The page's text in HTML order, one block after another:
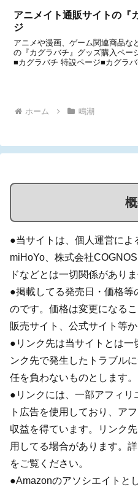
アニメイト通販サイトの『
ジ
アニメや漫画、ゲーム関連商品な
の『カグラバチ』グッズ購入ペー
■カグラバチ 特設ページ■カグラ
ホーム 鳴潮
●当サイトは、個人運営によ
miHoYo、株式会社
ドなどとは一切関係がありま
●掲載してる発売日・価格等
のです。価格は変更になる
販売サイト、公式サイト等
●リンク先は当サイトとは一
ンク先で発生したトラブル
任を負わないものとします。
●リンクには、一部アフィリ
ト広告を使用しており、ア
収益を得ています。リンク
用してる場合があります。
をご覧ください。
●Amazonのアソシエイトと